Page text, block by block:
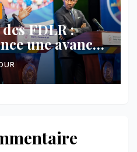
FDLR :
une avancée
sa ligne